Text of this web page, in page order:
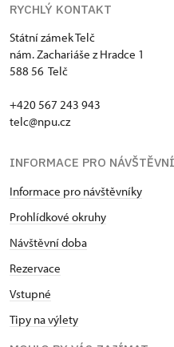
RYCHLÝ KONTAKT
Státní zámek Telč
nám. Zachariáše z Hradce 1
588 56 Telč
+420 567 243 943
telc@npu.cz
INFORMACE PRO
Informace pro návštěvníky
Prohlídkové okruhy
Návštěvní doba
Rezervace
Vstupné
Tipy na výlety